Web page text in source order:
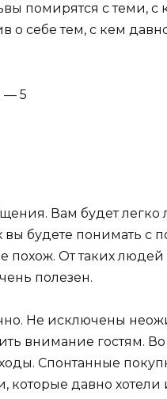
помирятся с теми, с
о себе тем, с кем
— 5
Вам будет легко
будете понимать с
похож. От таких
полезен.
Не исключены
внимание гостям.
Спонтанные
которые давно хотели